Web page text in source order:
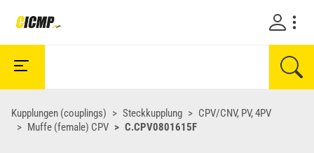
Kupplungen (couplings) Steckkupplung
CPV/CNV, PV, 4PV
Muffe (female) CPV
C.CPV0801615F